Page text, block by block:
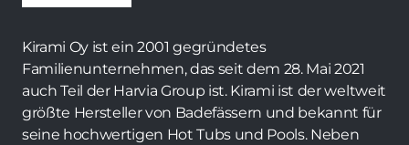
Kirami Oy ist ein 2001 gegründetes
Familienunternehmen, das seit dem 28. Mai 2021
auch Teil der Harvia Group ist. Kirami ist der weltweit
größte Hersteller von Badefässern und bekannt für
seine hochwertigen Hot Tubs und Pools. Neben